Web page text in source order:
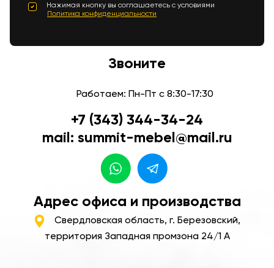
Нажимая кнопку вы соглашаетесь с условиями
Политика конфиденциальности
Звоните
Работаем: Пн-Пт с 8:30-17:30
+7 (343) 344-34-24
mail: summit-mebel@mail.ru
Адрес офиса и производства
Свердловская область, г. Березовский,
территория Западная промзона 24/1 А